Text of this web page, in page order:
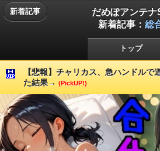
新着記事
だめぽアンテナ
新着記事： 総
トップ
【悲報】チャリカス、急ハンドルで
た結果→ (PickUP!)